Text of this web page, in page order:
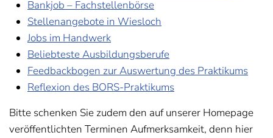
Bankjob – Fachstellenbörse
Stellenangebote in Wiesloch
Jobs im Handwerk
Beliebteste Ausbildungsberufe
Feedbackbogen zur Auswertung des Praktikums
Reflexion des BORS-Praktikums
Bitte schenken Sie zudem den auf unserer Homepage
veröffentlichten Terminen Aufmerksamkeit, denn hier